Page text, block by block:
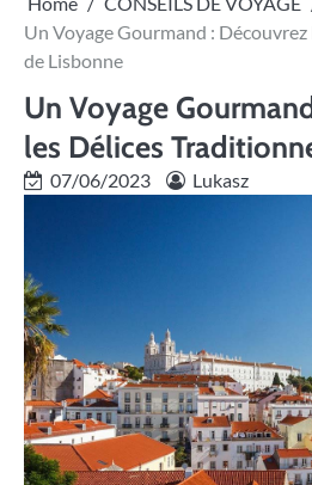
Un Voyage Gourmand :
de Lisbonne
Un Voyage
les Délices
07/06/2023 Lukasz